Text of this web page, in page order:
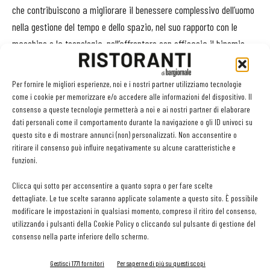
Per fornire le migliori esperienze, noi e i nostri partner utilizziamo tecnologie
come i cookie per memorizzare e/o accedere alle informazioni del dispositivo. Il
consenso a queste tecnologie permetterà a noi e ai nostri partner di elaborare
dati personali come il comportamento durante la navigazione o gli ID univoci su
questo sito e di mostrare annunci (non) personalizzati. Non acconsentire o
ritirare il consenso può influire negativamente su alcune caratteristiche e
funzioni.
Clicca qui sotto per acconsentire a quanto sopra o per fare scelte
dettagliate. Le tue scelte saranno applicate solamente a questo sito. È possibile
modificare le impostazioni in qualsiasi momento, compreso il ritiro del consenso,
utilizzando i pulsanti della Cookie Policy o cliccando sul pulsante di gestione del
consenso nella parte inferiore dello schermo.
Gestisci 1771 fornitori Per saperne di più su questi scopi
che contribuiscono a migliorare il benessere complessivo dell’uomo
nella gestione del tempo e dello spazio, nel suo rapporto con le
macchine e la tecnologia, nell’affrontare con efficacia il binomio
tradizione/innovazione, nel prevedere come sarà la cucina del
TAG chef cucina ergonomia futuro tecnologia
Facebook